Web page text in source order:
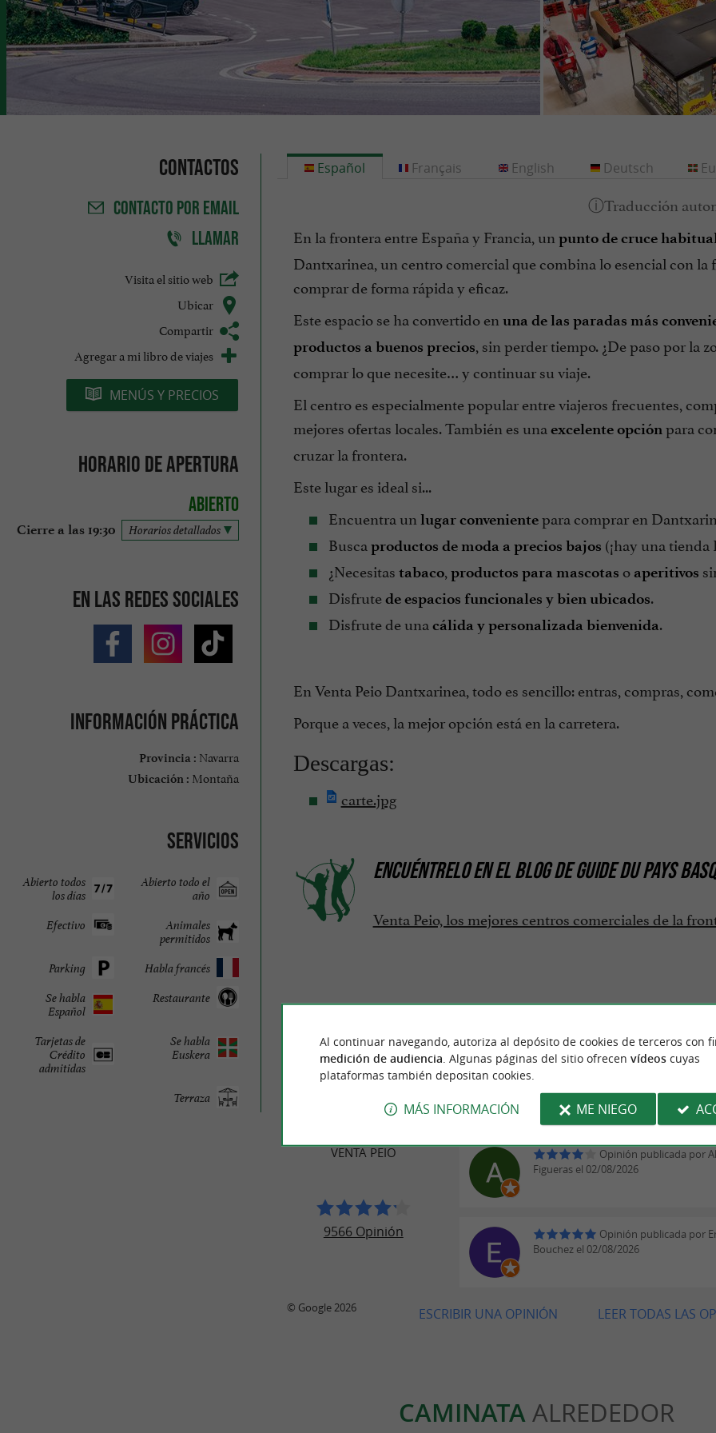
Contactos
CONTACTO POR EMAIL
LLAMAR
Visita el sitio web
Ubicar
Compartir
Agregar a mi libro de viajes
MENÚS Y PRECIOS
Horario de apertura
Abierto
Cierre a las 19:30 Horarios detallados
En las redes sociales
Información práctica
Provincia : Navarra
Ubicación : Montaña
Servicios
Abierto todo el
año
Abierto todos
los días
Animales
permitidos
Efectivo
Habla francés
Parking
Restaurante
Se habla
Español
Se habla
Euskera
Tarjetas de
Crédito
admitidas
Terraza
Español
En la frontera entre España y Francia, un punto de cruce
Dantxarinea, un centro comercial que combina lo esencial con
comprar de forma rápida y eficaz.
Este espacio se ha convertido en una de las paradas más
productos a buenos precios, sin perder tiempo. ¿De paso por la
comprar lo que necesite… y continuar su viaje.
El centro es especialmente popular entre viajeros frecuentes,
mejores ofertas locales. También es una excelente opciónpara
cruzar la frontera.
Este lugar es ideal si...
Encuentra un lugar convenientepara comprar en
Busca productos de moda a precios bajos (¡hay una tienda
¿Necesitas tabaco, productos para mascotas o aperitivos
Disfrutede espacios funcionales y bien ubicados.
Disfrute de una cálida y personalizada bienvenida.
En Venta Peio Dantxarinea, todo es sencillo: entras, compras,
Porque a veces, la mejor opción está en la carretera.
Descargas:
carte.jpg
ENCUÉNTRELO ENEL BLOG DE GUIDE DU PAYS
Venta Peio, los mejores centros comerciales de la
Français English Deutsch
OPINIONES DE
VIAJEROS
VENTA PEIO
9566 Opinión
Sablos el 03/08/2026
Opinión publicada por
Figueras el 02/08/2026
Opinión publicada por
Bouchez el 02/08/2026
LEER TODAS LAS
ESCRIBIR UNA OPINIÓN
© Google 2026
CAMINATAALREDEDOR
Al continuar navegando, autoriza al depósito de cookies de terceros con
medición de audiencia . Algunas páginas del sitio ofrecen vídeoscuyas
plataformas también depositan cookies.
MÁS INFORMACIÓN ME NIEGO